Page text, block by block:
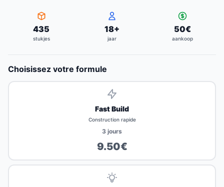
435
stukjes
18+
jaar
50€
aankoop
Choisissez votre formule
Fast Build
Construction rapide
3 jours
9.50€